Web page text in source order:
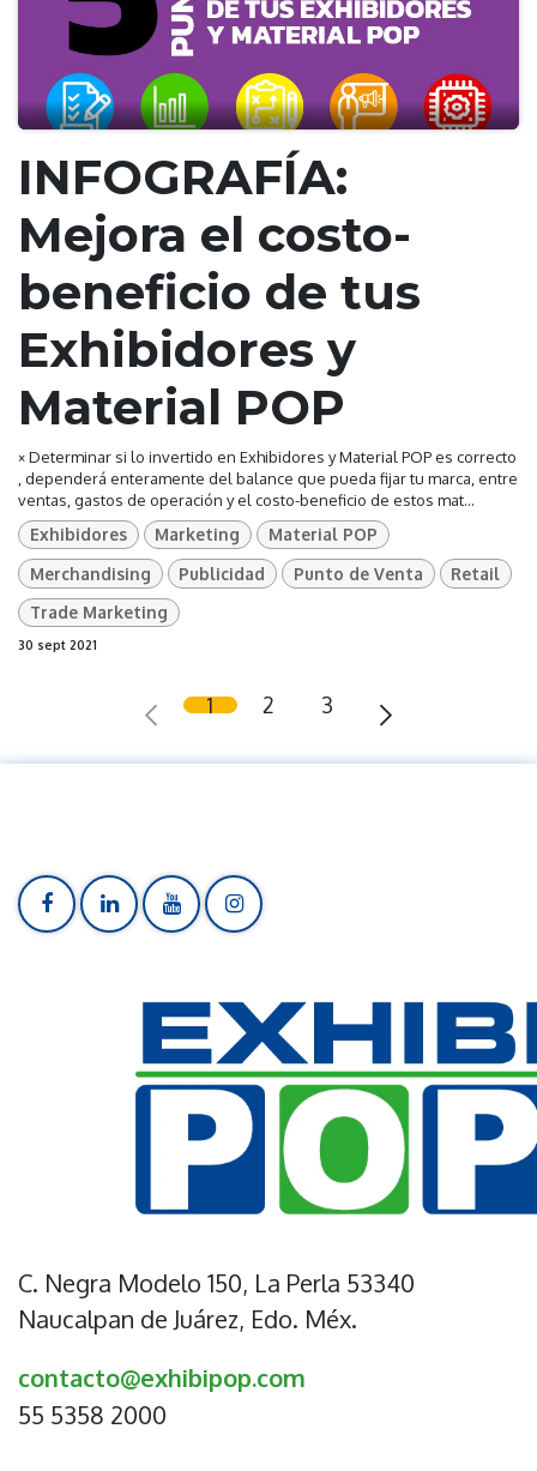
INFOGRAFÍA:
Mejora el costo-
beneficio de tus
Exhibidores y
Material POP
× Determinar si lo invertido en Exhibidores y Material POP es correcto
, dependerá enteramente del balance que pueda fijar tu marca, entre
ventas, gastos de operación y el costo-beneficio de estos mat...
Exhibidores Marketing
Material POP
Merchandising
Publicidad Punto de Venta
Retail
Trade Marketing
30 sept 2021
1 2 3
C. Negra Modelo 150, La Perla 53340
Naucalpan de Juárez, Edo. Méx.
contacto@exhibipop.com
55 5358 2000